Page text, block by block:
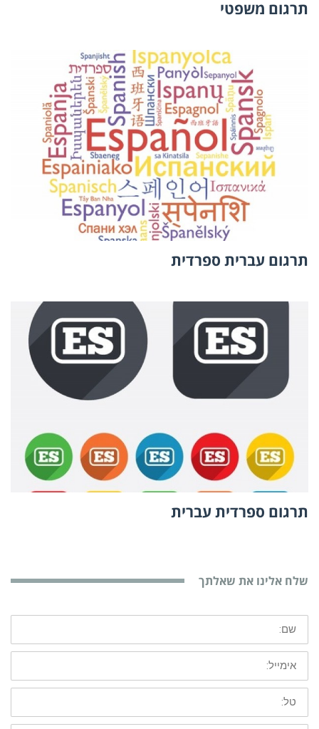
תרגום משפטי
תרגום עברית ספרדית
תרגום ספרדית עברית
שלח אלינו את שאלתך